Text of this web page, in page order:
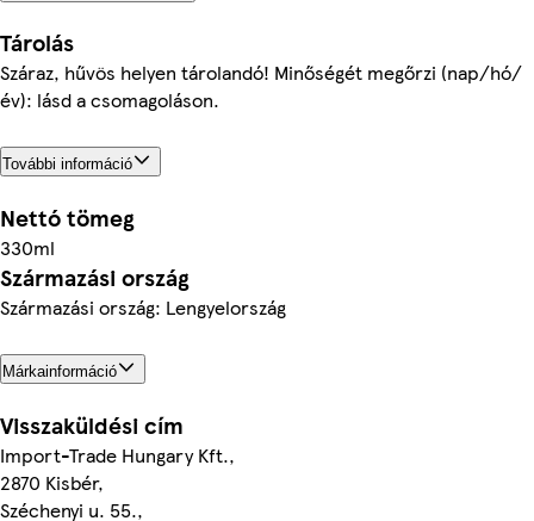
Tárolás
Száraz, hűvös helyen tárolandó! Minőségét megőrzi (nap/hó/
év): lásd a csomagoláson.
További információ
Nettó tömeg
330ml
Származási ország
Származási ország: Lengyelország
Márkainformáció
Visszaküldési cím
Import-Trade Hungary Kft.,
2870 Kisbér,
Széchenyi u. 55.,